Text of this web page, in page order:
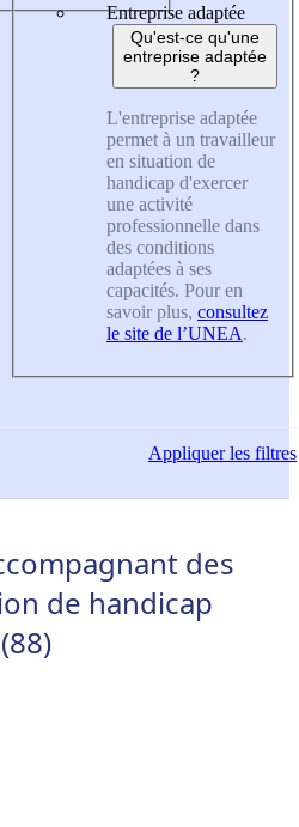
Entreprise adaptée
Qu'est-ce qu'une
entreprise adaptée
?
L'entreprise adaptée
permet à un travailleur
en situation de
handicap d'exercer
une activité
professionnelle dans
des conditions
adaptées à ses
capacités. Pour en
savoir plus, consultez
le site de l’UNEA.
Appliquerles filtres
des
de handicap